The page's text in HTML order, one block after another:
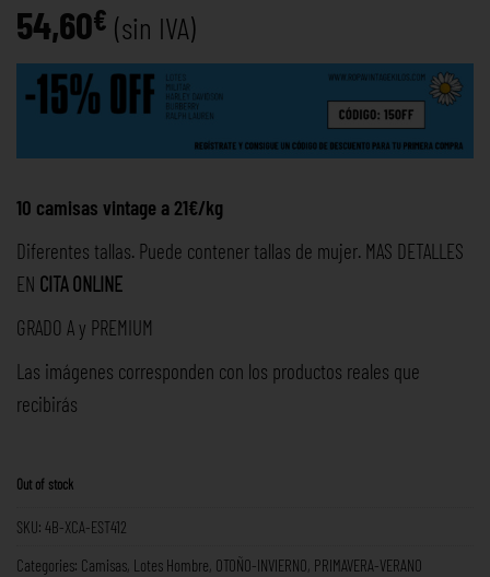
54,60€ (sin IVA)
10 camisas vintage a 21€/kg
Diferentes tallas. Puede contener tallas de mujer. MAS DETALLES
EN CITA ONLINE
GRADO A y PREMIUM
Las imágenes corresponden con los productos reales que
recibirás
Out of stock
SKU: 4B-XCA-EST412
Categories: Camisas Lotes Hombre OTOÑO-INVIERNO PRIMAVERA-VERANO